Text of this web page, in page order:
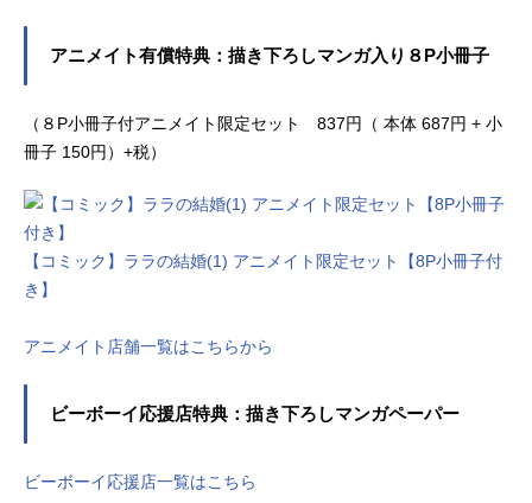
アニメイト有償特典：描き下ろしマンガ入り８P小冊子
（８P小冊子付アニメイト限定セット 837円（ 本体 687円 + 小
冊子 150円）+税）
【コミック】ララの結婚(1) アニメイト限定セット【8P小冊子付
き】
アニメイト店舗一覧はこちらから
ビーボーイ応援店特典：描き下ろしマンガペーパー
ビーボーイ応援店一覧はこちら